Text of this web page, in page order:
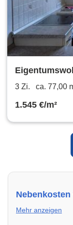
zu verkaufen
3 Zi. ca. 77,00
1.545 €/m²
Mehr anzeigen